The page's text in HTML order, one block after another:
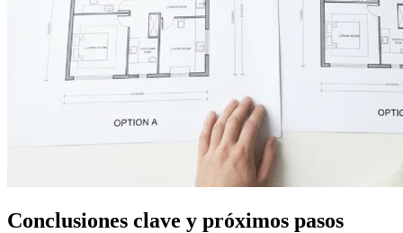
Conclusiones clave y próximos pasos